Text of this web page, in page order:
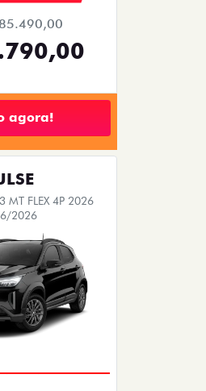
agora!
MT FLEX 4P 2026
2026